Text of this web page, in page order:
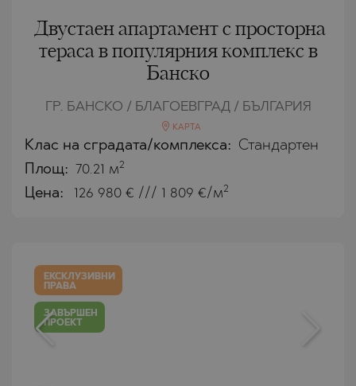
Двустаен апартамент с просторна
тераса в популярния комплекс в
Банско
ГР. БАНСКО / БЛАГОЕВГРАД / БЪЛГАРИЯ
КАРТА
Клас на сградата/комплекса: Стандартен
Площ: 70.21 м2
Цена: 126 980 € /// 1 809 €/м2
ЕКСКЛУЗИВНИ
ПРАВА
ЗАВЪРШЕН
ПРОЕКТ